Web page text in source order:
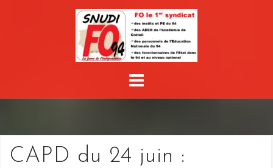
CAPD du 24 juin :